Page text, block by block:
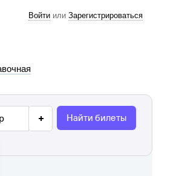
Войти или Зарегистрироваться
Найти билеты